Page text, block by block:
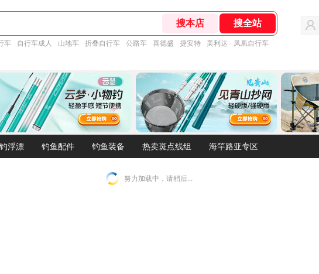
车 自行车成人 山地车 折叠自行车 公路车 喜德盛 捷安特 美利达 凤凰自行车
浮漂 钓鱼配件 钓鱼装备 热卖斑点线组 海竿路亚专区
努力加载中，请稍后...